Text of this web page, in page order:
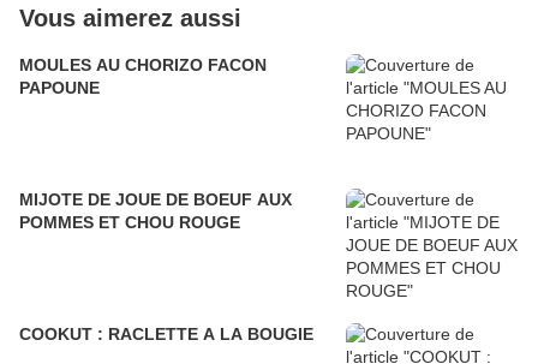
Vous aimerez aussi
MOULES AU CHORIZO FACON
PAPOUNE
MIJOTE DE JOUE DE BOEUF AUX
POMMES ET CHOU ROUGE
COOKUT : RACLETTE A LA BOUGIE